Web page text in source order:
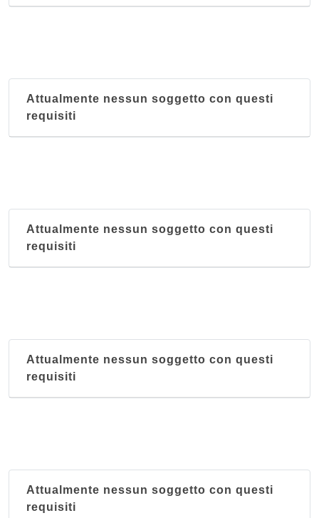
Attualmente nessun soggetto con questi
requisiti
Attualmente nessun soggetto con questi
requisiti
Attualmente nessun soggetto con questi
requisiti
Attualmente nessun soggetto con questi
requisiti